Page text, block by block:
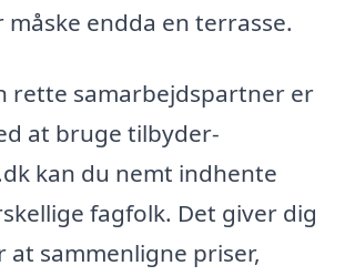
endda en terrasse.
rette samarbejdspartner er
at bruge tilbyder-
kan du nemt indhente
fagfolk. Det giver dig
at sammenligne priser,